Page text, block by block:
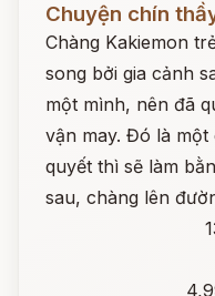
Chuyện chín
Chàng Kakiemon
song bởi gia cảnh
một mình, nên đã
vận may. Đó là
quyết thì sẽ làm
sau, chàng lên